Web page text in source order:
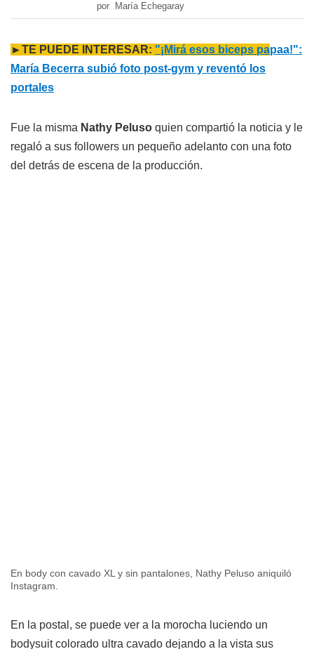
por María Echegaray
►TE PUEDE INTERESAR: "¡Mirá esos biceps papaa!":
María Becerra subió foto post-gym y reventó los
portales
Fue la misma Nathy Peluso quien compartió la noticia y le
regaló a sus followers un pequeño adelanto con una foto
del detrás de escena de la producción.
En body con cavado XL y sin pantalones, Nathy Peluso aniquiló
Instagram.
En la postal, se puede ver a la morocha luciendo un
bodysuit colorado ultra cavado dejando a la vista sus